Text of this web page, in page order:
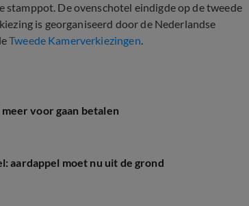
stamppot. De ovenschotel eindigde op de tweede
is georganiseerd door de Nederlandse
Tweede Kamerverkiezingen.
voor gaan betalen
aardappel moet nu uit de grond